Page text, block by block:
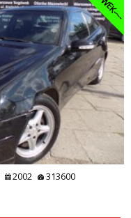
2002 313600